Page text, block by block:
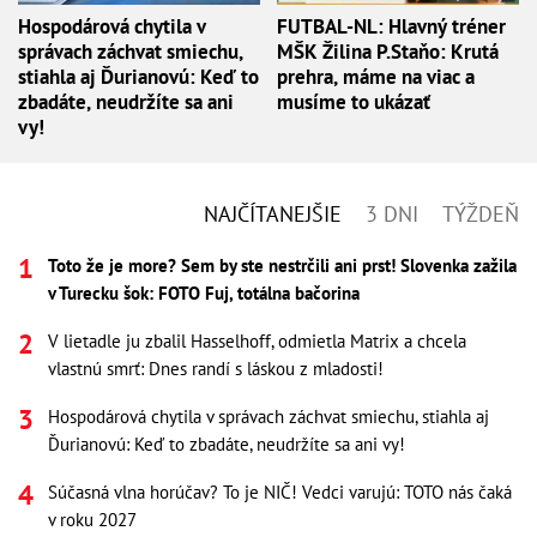
Hospodárová chytila v
správach záchvat smiechu,
stiahla aj Ďurianovú: Keď to
zbadáte, neudržíte sa ani
vy!
FUTBAL-NL: Hlavný tréner
MŠK Žilina P.Staňo: Krutá
prehra, máme na viac a
musíme to ukázať
NAJČÍTANEJŠIE 3 DNI TÝŽDEŇ
Toto že je more? Sem by ste nestrčili ani prst! Slovenka zažila
v Turecku šok: FOTO Fuj, totálna bačorina
V lietadle ju zbalil Hasselhoff, odmietla Matrix a chcela
vlastnú smrť: Dnes randí s láskou z mladosti!
Hospodárová chytila v správach záchvat smiechu, stiahla aj
Ďurianovú: Keď to zbadáte, neudržíte sa ani vy!
Súčasná vlna horúčav? To je NIČ! Vedci varujú: TOTO nás čaká
v roku 2027